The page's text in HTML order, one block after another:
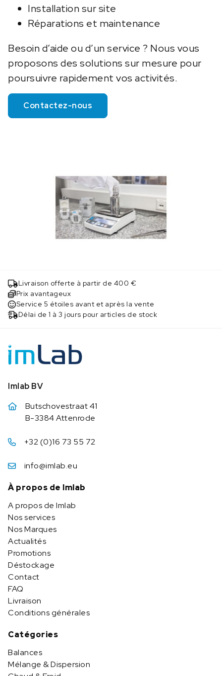
Installation sur site
Réparations et maintenance
Besoin d’aide ou d’un service ? Nous vous
proposons des solutions sur mesure pour
poursuivre rapidement vos activités.
Contactez-nous
Livraison offerte à partir de 400 €
Prix avantageux
Service 5 étoiles avant et après la vente
Délai de 1 à 3 jours pour articles de stock
Imlab BV
Butschovestraat 41
B-3384 Attenrode
+32 (0)16 73 55 72
info@imlab.eu
À propos de Imlab
A propos de Imlab
Nos services
Nos Marques
Actualités
Promotions
Déstockage
Contact
FAQ
Livraison
Conditions générales
Catégories
Balances
Mélange & Dispersion